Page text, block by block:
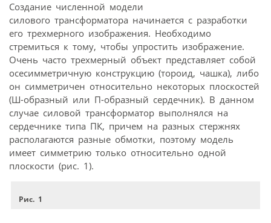
Создание численной модели
силового трансформатора начинается с разработки
его трехмерного изображения. Необходимо
стремиться к тому, чтобы упростить изображение.
Очень часто трехмерный объект представляет собой
осесимметричную конструкцию (тороид, чашка), либо
он симметричен относительно некоторых плоскостей
(Ш-образный или П-образный сердечник). В данном
случае силовой трансформатор выполнялся на
сердечнике типа ПК, причем на разных стержнях
располагаются разные обмотки, поэтому модель
имеет симметрию только относительно одной
плоскости (рис. 1).
Рис. 1